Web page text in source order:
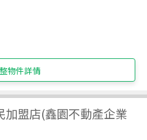
物件詳情
加盟店(鑫園不動產企業